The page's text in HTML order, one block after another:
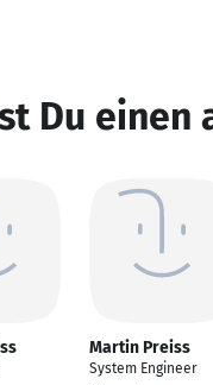
Du einen
Martin Preiss
System Engineer